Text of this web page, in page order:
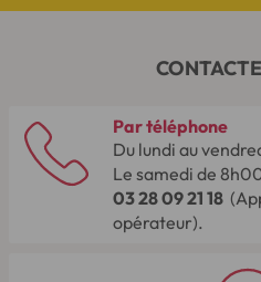
Par téléphone
Du lundi au
Le samedi de
03 28 09 21 18
opérateur).